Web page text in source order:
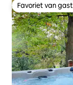
Favoriet van
Favoriet van